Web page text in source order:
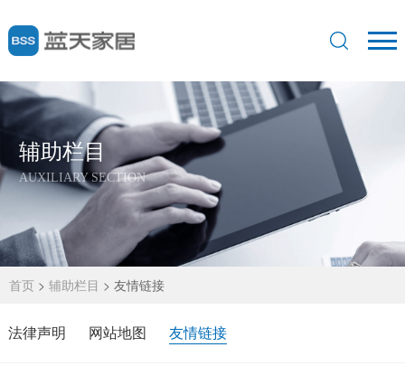
辅助栏目
AUXILIARY SECTION
首页 >辅助栏目 >友情链接
法律声明 网站地图 友情链接